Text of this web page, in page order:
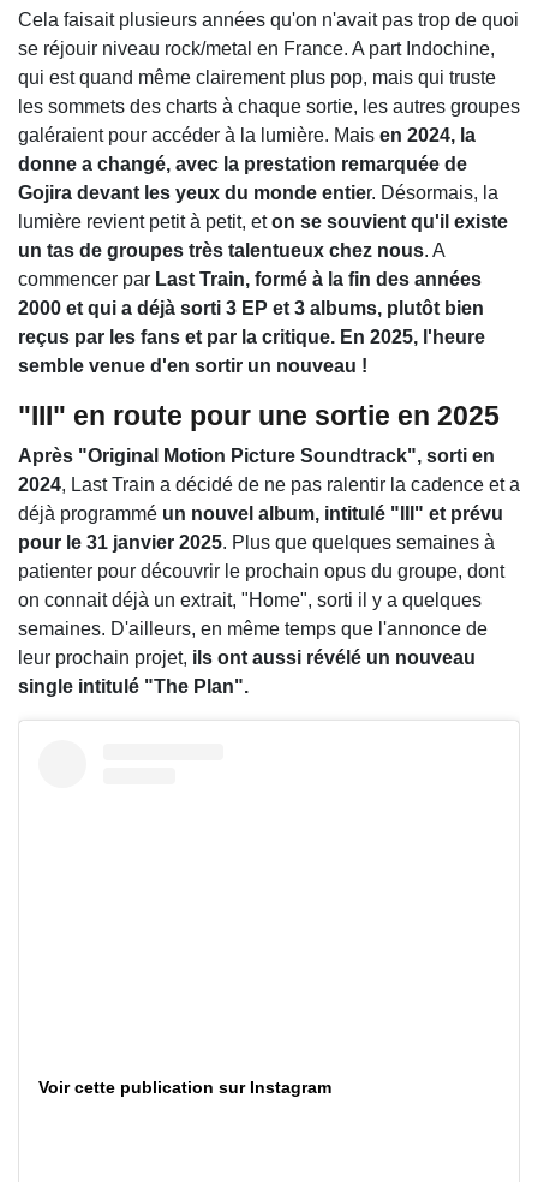
Cela faisait plusieurs années qu'on n'avait pas trop de quoi
se réjouir niveau rock/metal en France. A part Indochine,
qui est quand même clairement plus pop, mais qui truste
les sommets des charts à chaque sortie, les autres groupes
galéraient pour accéder à la lumière. Mais en 2024, la
donne a changé, avec la prestation remarquée de
Gojira devant les yeux du monde entier. Désormais, la
lumière revient petit à petit, eton se souvient qu'il existe
un tas de groupes très talentueux chez nous. A
commencer par Last Train, formé à la fin des années
2000 et qui a déjà sorti 3 EP et 3 albums, plutôt bien
reçus par les fans et par la critique. En 2025, l'heure
semble venue d'en sortir un nouveau !
"III" en route pour une sortie en 2025
Après "Original Motion Picture Soundtrack", sorti en
2024, Last Train a décidé de ne pas ralentir la cadence et a
déjà programmé un nouvel album, intitulé "III" et prévu
pour le 31 janvier 2025. Plus que quelques semaines à
patienter pour découvrir le prochain opus du groupe, dont
on connait déjà un extrait, "Home", sorti il y a quelques
semaines. D'ailleurs, en même temps que l'annonce de
leur prochain projet, ils ont aussi révélé un nouveau
single intitulé "The Plan".
Voir cette publication sur Instagram